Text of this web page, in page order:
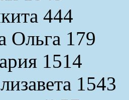
444
Ольга 179
1514
1543